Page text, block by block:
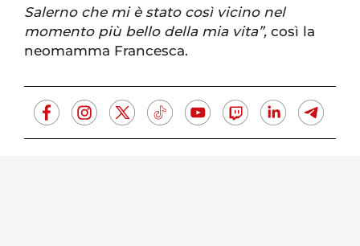
Salerno che mi è stato così vicino nel
momento più bello della mia vita”, così la
neomamma Francesca.